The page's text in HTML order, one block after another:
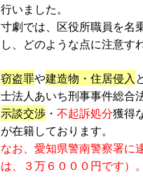
行いました。
寸劇では、区役所職員を名
し、どのような点に注意す
窃盗罪や建造物・住居侵入
士法人あいち刑事事件総合
示談交渉 ・ 不起訴処分獲得
が在籍しております。
なお、愛知県警南警察署に
は、３万６０００円です）。